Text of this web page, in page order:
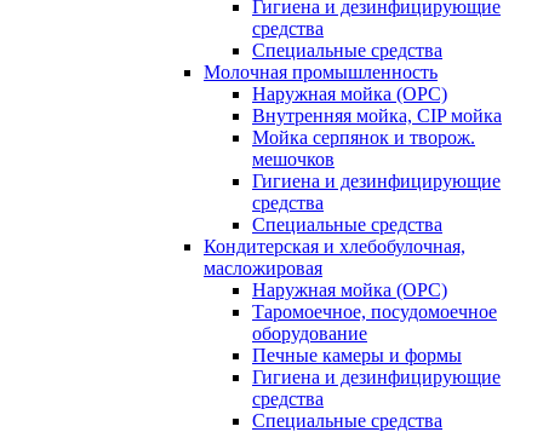
Гигиена и дезинфицирующие
средства
Специальные средства
Молочная промышленность
Наружная мойка (ОРС)
Внутренняя мойка, CIP мойка
Мойка серпянок и творож.
мешочков
Гигиена и дезинфицирующие
средства
Специальные средства
Кондитерская и хлебобулочная,
масложировая
Наружная мойка (ОРС)
Таромоечное, посудомоечное
оборудование
Печные камеры и формы
Гигиена и дезинфицирующие
средства
Специальные средства